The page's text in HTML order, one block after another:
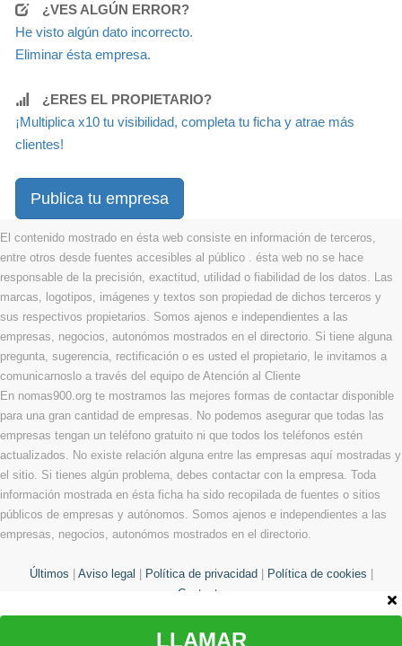
¿VES ALGÚN ERROR?
He visto algún dato incorrecto.
Eliminar ésta empresa.
¿ERES EL PROPIETARIO?
¡Multiplica x10 tu visibilidad, completa tu ficha y atrae más
clientes!
Publica tu empresa
El contenido mostrado en ésta web consiste en información de terceros,
entre otros desde fuentes accesibles al público . ésta web no se hace
responsable de la precisión, exactitud, utilidad o fiabilidad de los datos. Las
marcas, logotipos, imágenes y textos son propiedad de dichos terceros y
sus respectivos propietarios. Somos ajenos e independientes a las
empresas, negocios, autonómos mostrados en el directorio. Si tiene alguna
pregunta, sugerencia, rectificación o es usted el propietario, le invitamos a
comunicarnoslo a través del equipo de Atención al Cliente
En nomas900.org te mostramos las mejores formas de contactar disponible
para una gran cantidad de empresas. No podemos asegurar que todas las
empresas tengan un teléfono gratuito ni que todos los teléfonos estén
actualizados. No existe relación alguna entre las empresas aquí mostradas y
el sitio. Si tienes algún problema, debes contactar con la empresa. Toda
información mostrada en ésta ficha ha sido recopilada de fuentes o sitios
públicos de empresas y autónomos. Somos ajenos e independientes a las
empresas, negocios, autonómos mostrados en el directorio.
Últimos Aviso legal Política de privacidad Política de cookies
Contacto
LLAMAR